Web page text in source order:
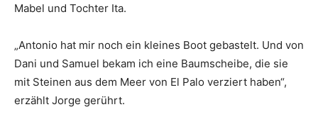
Mabel und Tochter Ita.
„Antonio hat mir noch ein kleines Boot gebastelt. Und von
Dani und Samuel bekam ich eine Baumscheibe, die sie
mit Steinen aus dem Meer von El Palo verziert haben“,
erzählt Jorge gerührt.